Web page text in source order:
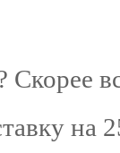
Скорее
на